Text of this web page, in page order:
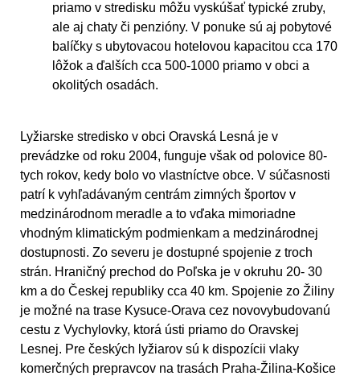
priamo v stredisku môžu vyskúšať typické zruby,
ale aj chaty či penzióny. V ponuke sú aj pobytové
balíčky s ubytovacou hotelovou kapacitou cca 170
lôžok a ďalších cca 500-1000 priamo v obci a
okolitých osadách.
Lyžiarske stredisko v obci Oravská Lesná je v
prevádzke od roku 2004, funguje však od polovice 80-
tych rokov, kedy bolo vo vlastníctve obce. V súčasnosti
patrí k vyhľadávaným centrám zimných športov v
medzinárodnom meradle a to vďaka mimoriadne
vhodným klimatickým podmienkam a medzinárodnej
dostupnosti. Zo severu je dostupné spojenie z troch
strán. Hraničný prechod do Poľska je v okruhu 20- 30
km a do Českej republiky cca 40 km. Spojenie zo Žiliny
je možné na trase Kysuce-Orava cez novovybudovanú
cestu z Vychylovky, ktorá ústi priamo do Oravskej
Lesnej. Pre českých lyžiarov sú k dispozícii vlaky
komerčných prepravcov na trasách Praha-Žilina-Košice